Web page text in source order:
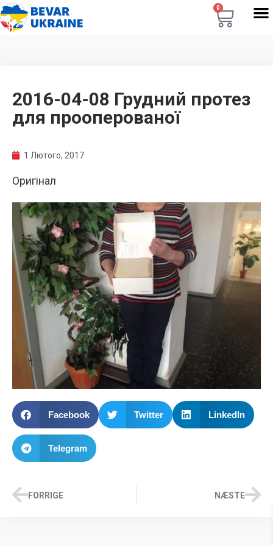
0
2016-04-08 Грудний протез
для прооперованої
1 Лютого, 2017
Оригінал
Facebook Twitter LinkedIn
Telegram
FORRIGE NÆSTE